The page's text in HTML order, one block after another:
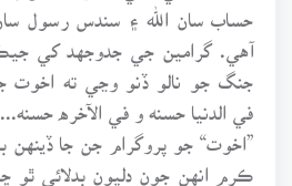
حساب سان الله ۽ سندس رسول
آهي. گرامين جي جدوجهد کي
جنگ جو نالو ڏنو وڃي ته اخوت
في الدنيا حسنه و في الآخره حسنه...
”اخوت“ جو پروگرام جن جا ڏينهن
ڪرم انهن جون دليون بدلائي